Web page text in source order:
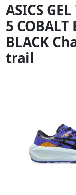
ASICS
5 COBALT
BLACK
trail